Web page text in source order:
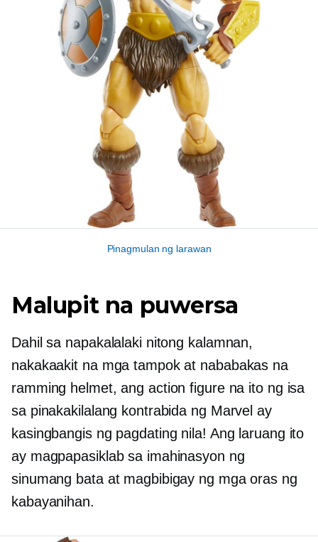
Pinagmulan ng larawan
Malupit na puwersa
Dahil sa napakalalaki nitong kalamnan,
nakakaakit na mga tampok at nababakas na
ramming helmet, ang action figure na ito ng isa
sa pinakakilalang kontrabida ng Marvel ay
kasingbangis ng pagdating nila! Ang laruang ito
ay magpapasiklab sa imahinasyon ng
sinumang bata at magbibigay ng mga oras ng
kabayanihan.